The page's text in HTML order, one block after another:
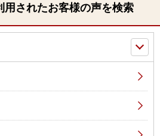
用されたお客様の声を検索